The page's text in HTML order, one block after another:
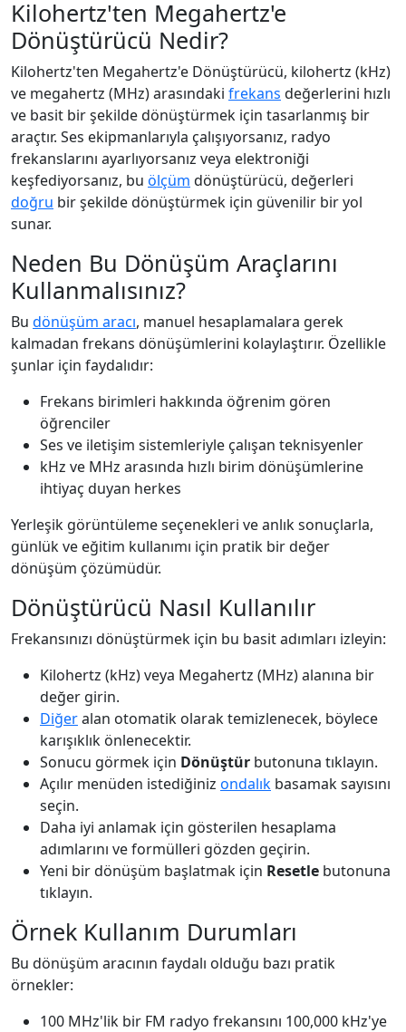
Kilohertz'ten Megahertz'e
Dönüştürücü Nedir?
Kilohertz'ten Megahertz'e Dönüştürücü, kilohertz (kHz)
ve megahertz (MHz) arasındaki frekans değerlerini hızlı
ve basit bir şekilde dönüştürmek için tasarlanmış bir
araçtır. Ses ekipmanlarıyla çalışıyorsanız, radyo
frekanslarını ayarlıyorsanız veya elektroniği
keşfediyorsanız, bu ölçüm dönüştürücü, değerleri
doğru bir şekilde dönüştürmek için güvenilir bir yol
sunar.
Neden Bu Dönüşüm Araçlarını
Kullanmalısınız?
Bu dönüşüm aracı, manuel hesaplamalara gerek
kalmadan frekans dönüşümlerini kolaylaştırır. Özellikle
şunlar için faydalıdır:
Frekans birimleri hakkında öğrenim gören
öğrenciler
Ses ve iletişim sistemleriyle çalışan teknisyenler
kHz ve MHz arasında hızlı birim dönüşümlerine
ihtiyaç duyan herkes
Yerleşik görüntüleme seçenekleri ve anlık sonuçlarla,
günlük ve eğitim kullanımı için pratik bir değer
dönüşüm çözümüdür.
Dönüştürücü Nasıl Kullanılır
Frekansınızı dönüştürmek için bu basit adımları izleyin:
Kilohertz (kHz) veya Megahertz (MHz) alanına bir
değer girin.
Diğeralan otomatik olarak temizlenecek, böylece
karışıklık önlenecektir.
Sonucu görmek için Dönüştür butonuna tıklayın.
Açılır menüden istediğiniz ondalık basamak sayısını
seçin.
Daha iyi anlamak için gösterilen hesaplama
adımlarını ve formülleri gözden geçirin.
Yeni bir dönüşüm başlatmak için Resetle butonuna
tıklayın.
Örnek Kullanım Durumları
Bu dönüşüm aracının faydalı olduğu bazı pratik
örnekler:
100 MHz'lik bir FM radyo frekansını 100,000 kHz'ye